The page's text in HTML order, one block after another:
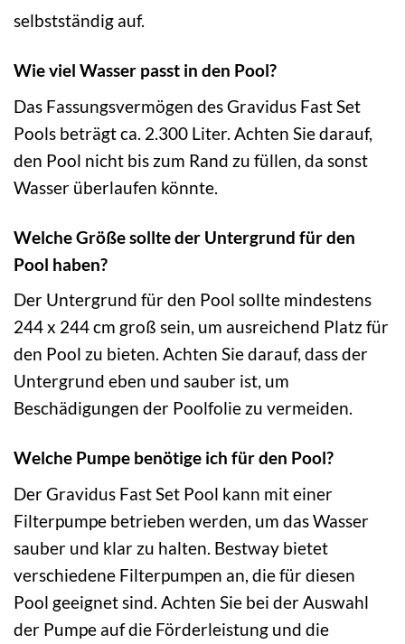
selbstständig auf.
Wie viel Wasser passt in den Pool?
Das Fassungsvermögen des Gravidus Fast Set
Pools beträgt ca. 2.300 Liter. Achten Sie darauf,
den Pool nicht bis zum Rand zu füllen, da sonst
Wasser überlaufen könnte.
Welche Größe sollte der Untergrund für den
Pool haben?
Der Untergrund für den Pool sollte mindestens
244 x 244 cm groß sein, um ausreichend Platz für
den Pool zu bieten. Achten Sie darauf, dass der
Untergrund eben und sauber ist, um
Beschädigungen der Poolfolie zu vermeiden.
Welche Pumpe benötige ich für den Pool?
Der Gravidus Fast Set Pool kann mit einer
Filterpumpe betrieben werden, um das Wasser
sauber und klar zu halten. Bestway bietet
verschiedene Filterpumpen an, die für diesen
Pool geeignet sind. Achten Sie bei der Auswahl
der Pumpe auf die Förderleistung und die